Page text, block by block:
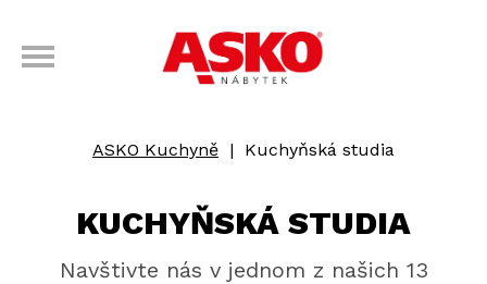
ASKO Kuchyně | Kuchyňská studia
KUCHYŇSKÁ STUDIA
Navštivte nás v jednom z našich 13